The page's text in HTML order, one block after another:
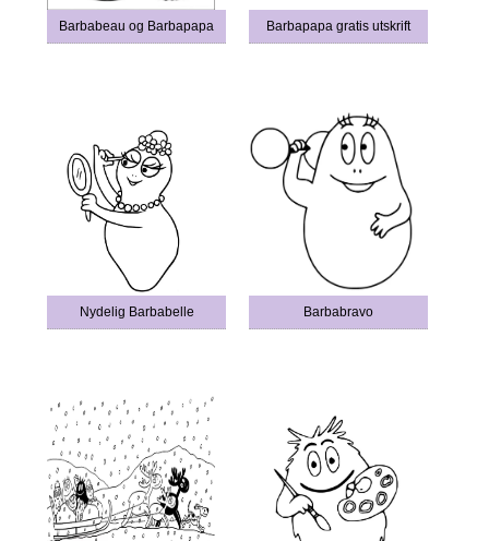
Barbabeau og Barbapapa Barbapapa gratis utskrift
Nydelig Barbabelle Barbabravo